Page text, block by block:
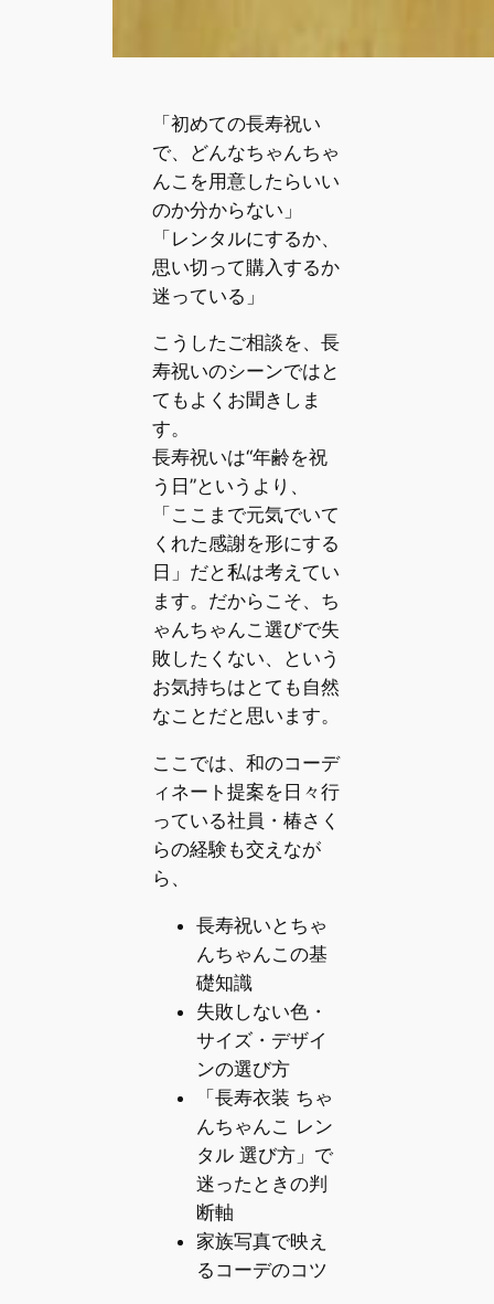
「初めての長寿祝い
で、どんなちゃんちゃ
んこを用意したらいい
のか分からない」
「レンタルにするか、
思い切って購入するか
迷っている」
こうしたご相談を、長
寿祝いのシーンではと
てもよくお聞きしま
す。
長寿祝いは“年齢を祝
う日”というより、
「ここまで元気でいて
くれた感謝を形にする
日」だと私は考えてい
ます。だからこそ、ち
ゃんちゃんこ選びで失
敗したくない、という
お気持ちはとても自然
なことだと思います。
ここでは、和のコーデ
ィネート提案を日々行
っている社員・椿さく
らの経験も交えなが
ら、
長寿祝いとちゃ
んちゃんこの基
礎知識
失敗しない色・
サイズ・デザイ
ンの選び方
「長寿衣装 ちゃ
んちゃんこ レン
タル 選び方」で
迷ったときの判
断軸
家族写真で映え
るコーデのコツ